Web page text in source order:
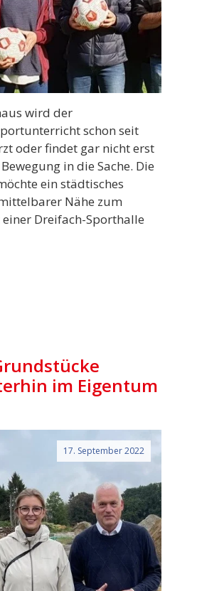
wird der
schon seit
oder findet gar nicht erst
in die Sache. Die
ein städtisches
Nähe zum
Dreifach-Sporthalle
im Eigentum
17. September 2022